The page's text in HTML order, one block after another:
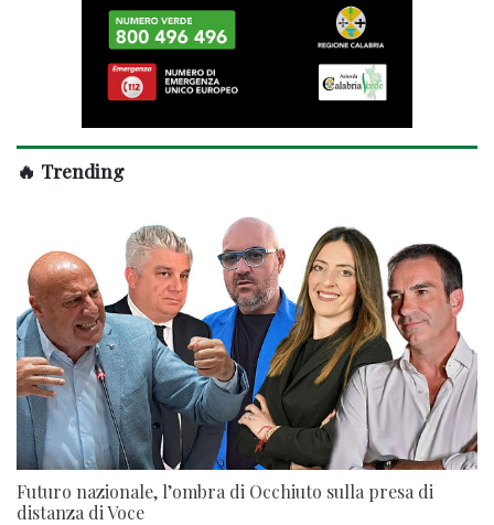
🔥 Trending
Futuro nazionale, l’ombra di Occhiuto sulla presa di
distanza di Voce